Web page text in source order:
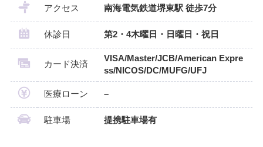
アクセス 南海電気鉄道堺東駅 徒歩7分
休診日 第2・4木曜日・日曜日・祝日
カード決済
VISA/Master/JCB/American Expre
ss/NICOS/DC/MUFG/UFJ
医療ローン –
駐車場 提携駐車場有